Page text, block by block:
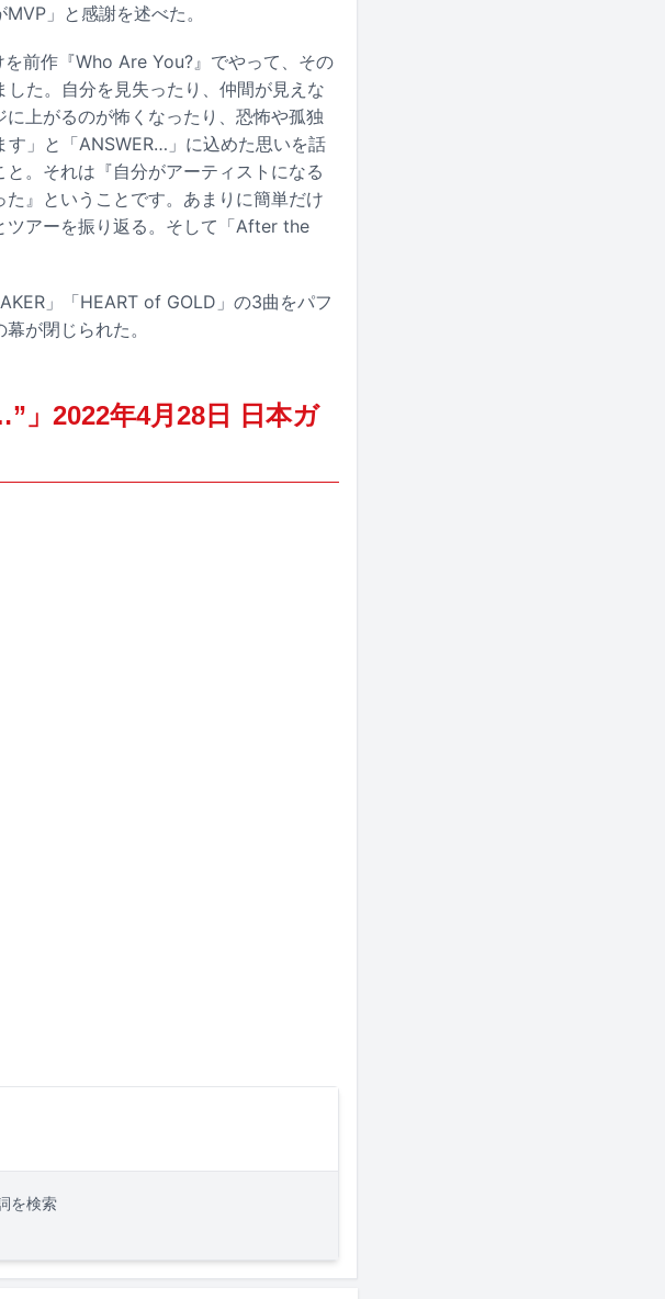
」と感謝を述べた。
前作『Who Are You?』でやって、その
た。自分を見失ったり、仲間が見えな
上がるのが怖くなったり、恐怖や孤独
」と「ANSWER…」に込めた思いを話
。それは『自分がアーティストになる
』ということです。あまりに簡単だけ
ツアーを振り返る。そして「After the
」「HEART of GOLD」の3曲をパフ
が閉じられた。
」2022年4月28日 日本ガ
を検索